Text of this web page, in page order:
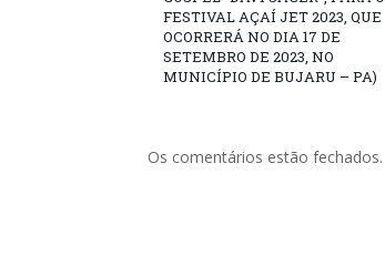
FESTIVAL AÇAÍ JET 2023, QUE
OCORRERÁ NO DIA 17 DE
SETEMBRO DE 2023, NO
MUNICÍPIO DE BUJARU – PA)
Os comentários estão fechados.